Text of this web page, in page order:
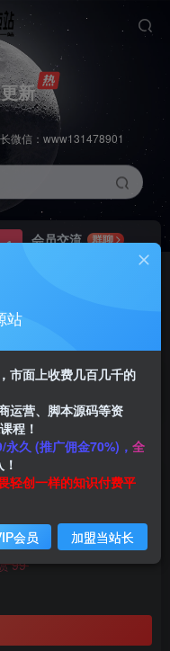
新
微信：www131478901
会员交流
群聊
99
站
市面上收费几百几千的
运营、脚本源码等资
程！
永久 (推广佣金70%)， 全
轻创一样的知识付费平
会员 加盟当站长